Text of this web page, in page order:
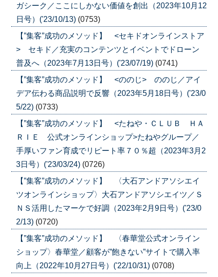
ガシーク／ここにしかない価値を創出（2023年10月12
日号）('23/10/13) (0753)
【”集客”成功のメソッド】 <セキドオンラインストア
> セキド／充実のコンテンツとイベントでドローン
普及へ（2023年7月13日号）('23/07/19) (0741)
【”集客”成功のメソッド】 <ののじ> ののじ／アイ
デア伝わる商品説明で反響（2023年5月18日号）('23/0
5/22) (0733)
【”集客”成功のメソッド】 <たねや・ＣＬＵＢ ＨＡ
ＲＩＥ 公式オンラインショップ>たねやグループ／
手厚いファン育成でリピート率７０％超（2023年3月2
3日号）('23/03/24) (0726)
【”集客”成功のメソッド】 〈大石アンドアソシエイ
ツオンラインショップ〉大石アンドアソシエイツ／Ｓ
ＮＳ活用したマーケで好調（2023年2月9日号）('23/0
2/13) (0720)
【”集客”成功のメソッド】 〈春華堂公式オンライン
ショップ〉春華堂／顧客が”飽きない”サイトで購入率
向上（2022年10月27日号）('22/10/31) (0708)